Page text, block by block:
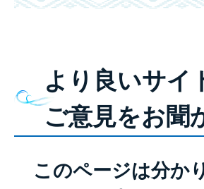
より良いサイ
ご意見をお聞
このページは分か